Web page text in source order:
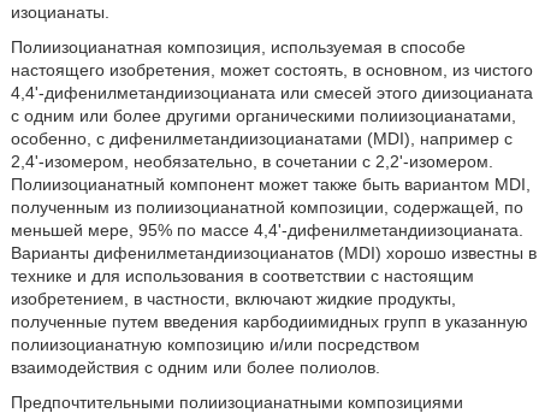
изоцианаты.
Полиизоцианатная композиция, используемая в способе
настоящего изобретения, может состоять, в основном, из чистого
4,4'-дифенилметандиизоцианата или смесей этого диизоцианата
с одним или более другими органическими полиизоцианатами,
особенно, с дифенилметандиизоцианатами (MDI), например с
2,4'-изомером, необязательно, в сочетании с 2,2'-изомером.
Полиизоцианатный компонент может также быть вариантом MDI,
полученным из полиизоцианатной композиции, содержащей, по
меньшей мере, 95% по массе 4,4'-дифенилметандиизоцианата.
Варианты дифенилметандиизоцианатов (MDI) хорошо известны в
технике и для использования в соответствии с настоящим
изобретением, в частности, включают жидкие продукты,
полученные путем введения карбодиимидных групп в указанную
полиизоцианатную композицию и/или посредством
взаимодействия с одним или более полиолов.
Предпочтительными полиизоцианатными композициями